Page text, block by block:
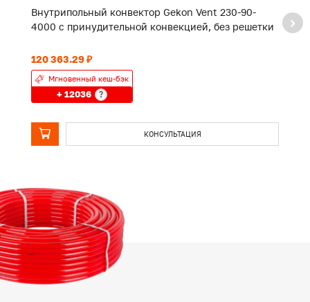
Внутрипольный конвектор Gekon Vent 230-90-
4000 с принудительной конвекцией, без решетки
120 363.29 ₽
Мгновенный кеш-бэк
+ 12036 ?
КОНСУЛЬТАЦИЯ